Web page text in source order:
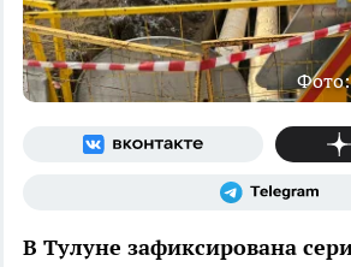
Фото:
В Тулуне зафиксирована